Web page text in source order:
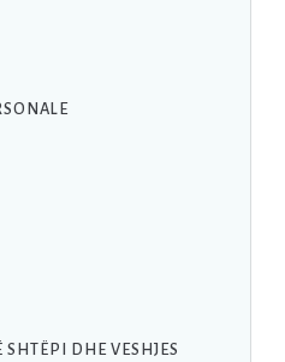
SHTËPI DHE VESHJES